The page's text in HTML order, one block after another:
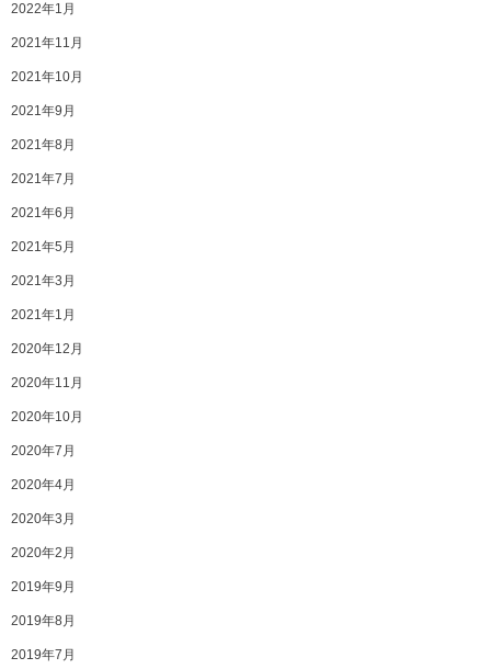
2022年1月
2021年11月
2021年10月
2021年9月
2021年8月
2021年7月
2021年6月
2021年5月
2021年3月
2021年1月
2020年12月
2020年11月
2020年10月
2020年7月
2020年4月
2020年3月
2020年2月
2019年9月
2019年8月
2019年7月